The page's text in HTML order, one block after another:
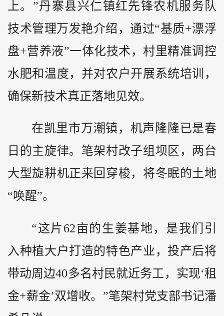
上。”丹寨县兴仁镇红先锋农机服务队
技术管理万发艳介绍，通过“基质+漂浮
盘+营养液”一体化技术，村里精准调控
水肥和温度，并对农户开展系统培训，
确保新技术真正落地见效。
在凯里市万潮镇，机声隆隆已是春
日的主旋律。笔架村改子组坝区，两台
大型旋耕机正来回穿梭，将冬眠的土地
“唤醒”。
“这片62亩的生姜基地，是我们引
入种植大户打造的特色产业，投产后将
带动周边40多名村民就近务工，实现‘租
金+薪金’双增收。”笔架村党支部书记潘